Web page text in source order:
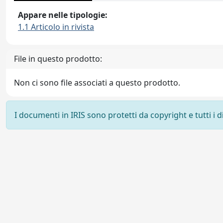
Appare nelle tipologie:
1.1 Articolo in rivista
File in questo prodotto:
Non ci sono file associati a questo prodotto.
I documenti in IRIS sono protetti da copyright e tutti i